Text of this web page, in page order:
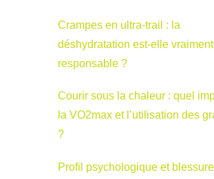
Crampes en ultra-trail : la
déshydratation est-elle vraiment
responsable ?
Courir sous la chaleur : quel
la VO2max et l’utilisation des
?
Profil psychologique et